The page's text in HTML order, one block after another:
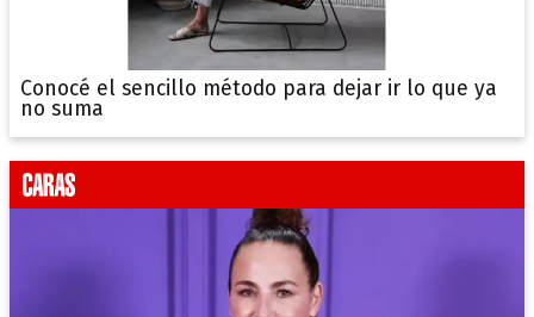
Conocé el sencillo método para dejar ir lo que ya
no suma